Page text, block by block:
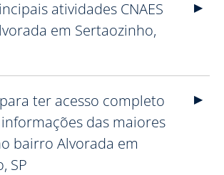
atividades CNAES
em Sertaozinho,
ter acesso completo
das maiores
bairro Alvorada em
SP